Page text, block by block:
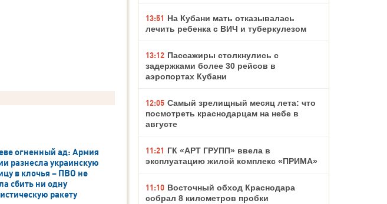
огненный ад: Армия
разнесла украинскую
в клочья – ПВО не
сбить ни одну
ракету
13:51 На Кубани мать отказывалась
лечить ребенка с ВИЧ и туберкулезом
13:12 Пассажиры столкнулись с
задержками более 30 рейсов в
аэропортах Кубани
12:05 Самый зрелищный месяц лета: что
посмотреть краснодарцам на небе в
августе
11:21 ГК «АРТ ГРУПП» ввела в
эксплуатацию жилой комплекс «ПРИМА»
11:10 Восточный обход Краснодара
собрал 8 километров пробки